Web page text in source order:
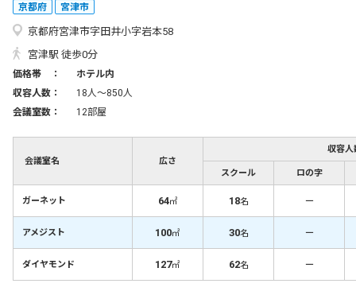
京都府 宮津市
京都府宮津市字田井小字岩本58
宮津駅 徒歩0分
価格帯 ：
ホテル内
収容人数：
18人〜850人
会議室数：
12部屋
会議室名 広さ
収容人
スクール ロの字
ガーネット 64㎡ 18名 －
アメジスト 100㎡ 30名 －
ダイヤモンド 127㎡ 62名 －